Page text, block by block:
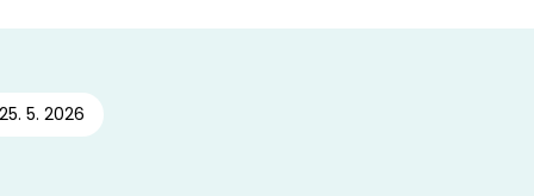
25. 5. 2026